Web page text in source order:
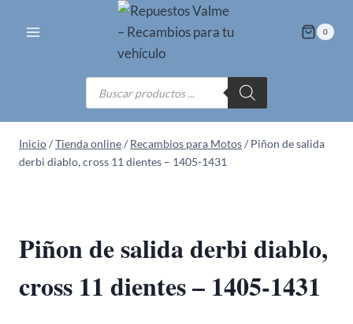
0
Búsqueda
de
productos
Inicio/Tienda online/ Recambios para Motos/ Piñon de salida
derbi diablo, cross 11 dientes – 1405-1431
Piñon de salida derbi diablo,
cross 11 dientes – 1405-1431